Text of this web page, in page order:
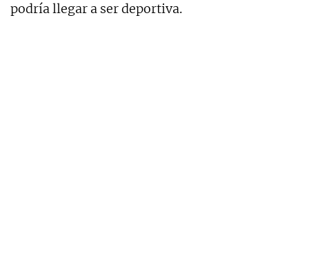
podría llegar a ser deportiva.